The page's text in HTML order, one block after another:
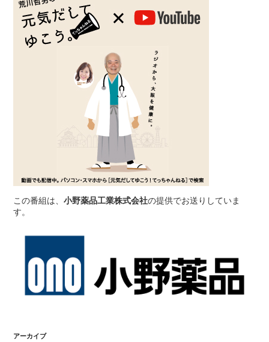
この番組は、小野薬品工業株式会社の提供でお送りしていま
す。
アーカイブ